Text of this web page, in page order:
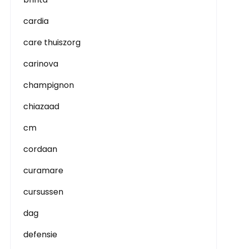
cardia
care thuiszorg
carinova
champignon
chiazaad
cm
cordaan
curamare
cursussen
dag
defensie